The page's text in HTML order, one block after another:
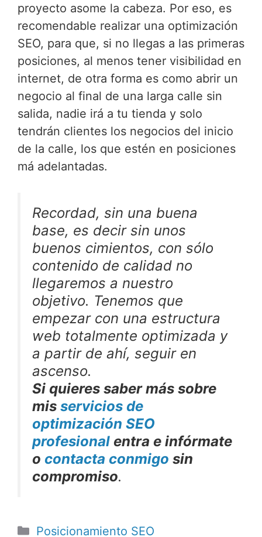
proyecto asome la cabeza. Por eso, es
recomendable realizar una optimización
SEO, para que, si no llegas a las primeras
posiciones, al menos tener visibilidad en
internet, de otra forma es como abrir un
negocio al final de una larga calle sin
salida, nadie irá a tu tienda y solo
tendrán clientes los negocios del inicio
de la calle, los que estén en posiciones
má adelantadas.
Recordad, sin una buena
base, es decir sin unos
buenos cimientos, con sólo
contenido de calidad no
llegaremos a nuestro
objetivo. Tenemos que
empezar con una estructura
web totalmente optimizada y
a partir de ahí, seguir en
ascenso.
Si quieres saber más sobre
mis servicios de
optimización SEO
profesional entra e infórmate
o contacta conmigo sin
compromiso.
Categorías
Posicionamiento SEO